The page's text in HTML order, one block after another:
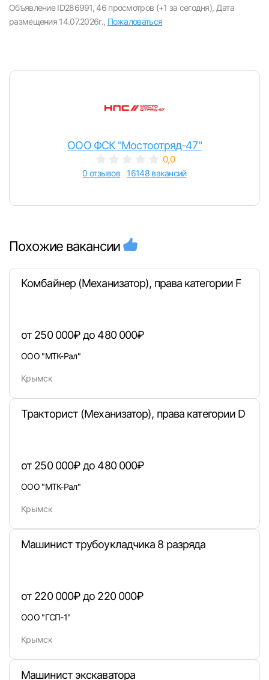
Вход в личный кабинет
E-mail или Телефон
Пароль
Объявление ID286991, 46 просмотров (+1 за сегодня), Дата
размещения 14.07.2026г., Пожаловаться
ООО ФСК "Мостоотряд-47"
0,0
0 отзывов 16148 вакансий
Похожие вакансии
Комбайнер (Механизатор), права категории F
от 250 000₽ до 480 000₽
ООО "МТК-Рал"
Крымск
Тракторист (Механизатор), права категории D
от 250 000₽ до 480 000₽
ООО "МТК-Рал"
Крымск
Машинист трубоукладчика 8 разряда
от 220 000₽ до 220 000₽
ООО "ГСП-1"
Крымск
Машинист экскаватора